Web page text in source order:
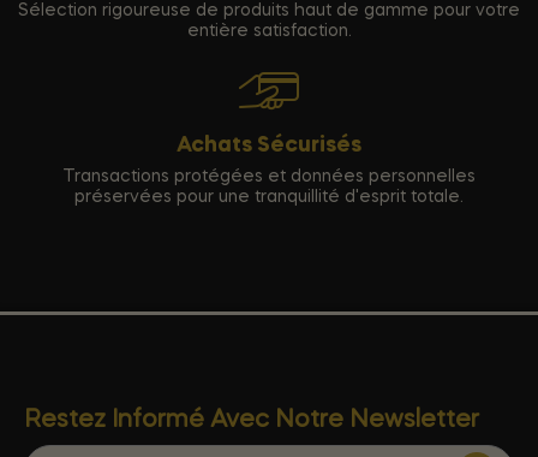
Sélection rigoureuse de produits haut de gamme pour votre
entière satisfaction.
Achats Sécurisés
Transactions protégées et données personnelles
préservées pour une tranquillité d'esprit totale.
Restez Informé Avec Notre Newsletter